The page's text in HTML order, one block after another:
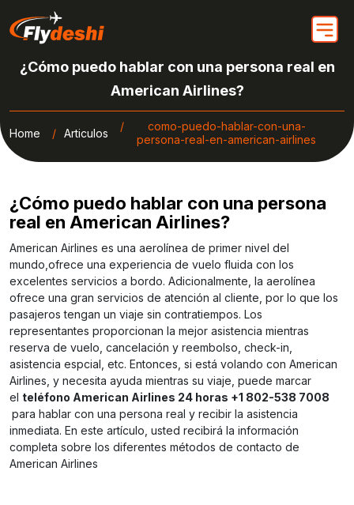
¿Cómo puedo hablar con una persona real en
American Airlines?
Home Articulos
como-puedo-hablar-con-una-
persona-real-en-american-airlines
¿Cómo puedo hablar con una persona
real en American Airlines?
American Airlines es una aerolínea de primer nivel del
mundo,ofrece una experiencia de vuelo fluida con los
excelentes servicios a bordo. Adicionalmente, la aerolínea
ofrece una gran servicios de atención al cliente, por lo que los
pasajeros tengan un viaje sin contratiempos. Los
representantes proporcionan la mejor asistencia mientras
reserva de vuelo, cancelación y reembolso, check-in,
asistencia espcial, etc. Entonces, si está volando con American
Airlines, y necesita ayuda mientras su viaje, puede marcar
el teléfono American Airlines 24 horas +1 802-538 7008
para hablar con una persona real y recibir la asistencia
inmediata. En este artículo, usted recibirá la información
completa sobre los diferentes métodos de contacto de
American Airlines